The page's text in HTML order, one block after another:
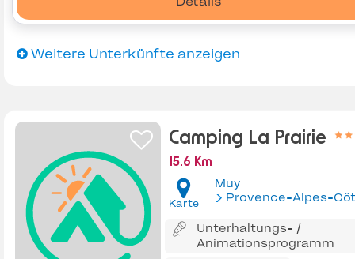
Weitere Unterkünfte anzeigen
Camping La Prairie
15.6 Km
Karte
Muy
Provence-Alpes-Côte
Unterhaltungs- /
Animationsprogramm